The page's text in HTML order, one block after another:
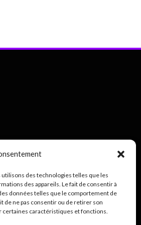
des technologies telles que les
des appareils. Le fait de consentir à
données telles que le comportement de
de ne pas consentir ou de retirer son
caractéristiques et fonctions.